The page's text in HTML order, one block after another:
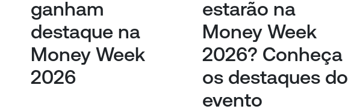
ganham
destaque na
Money Week
2026
estarão na
Money Week
2026? Conheça
os destaques do
evento